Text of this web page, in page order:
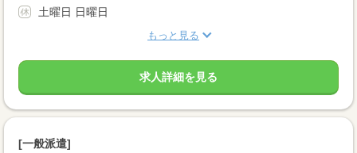
土曜日 日曜日
もっと見る
求人詳細を見る
[一般派遣]